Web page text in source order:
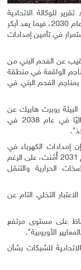
تقرير للوكالة الاتحادية
للشبكات أن ألمانيا قد تتخلى عن الفحم في عام 2030، فيما يعد أبكر
في تأمين إمدادات
عن الفحم البني من
بحلول عام 2030 في المناجم الواقعة في منطقة
الفحم البني في
روبرت هابيك عن
تقديم موعد التخلي عن الفحم، المقرر حاليًا في عام 2038 في
إمدادات الكهرباء في
ألمانيا للفترة الواقعة من عام 2025 حتى عام 2031 أُمّنت، على الرغم
الحرارية والتنقل
التخلي التام عن
على مستوى مرتفع
الأوروبية".
للشبكات بشأن